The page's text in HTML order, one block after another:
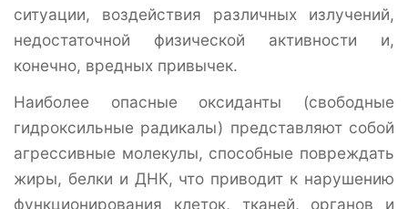
ситуации, воздействия различных излучений,
недостаточной физической активности и,
конечно, вредных привычек.
Наиболее опасные оксиданты (свободные
гидроксильные радикалы) представляют собой
агрессивные молекулы, способные повреждать
жиры, белки и ДНК, что приводит к нарушению
функционирования клеток, тканей, органов и